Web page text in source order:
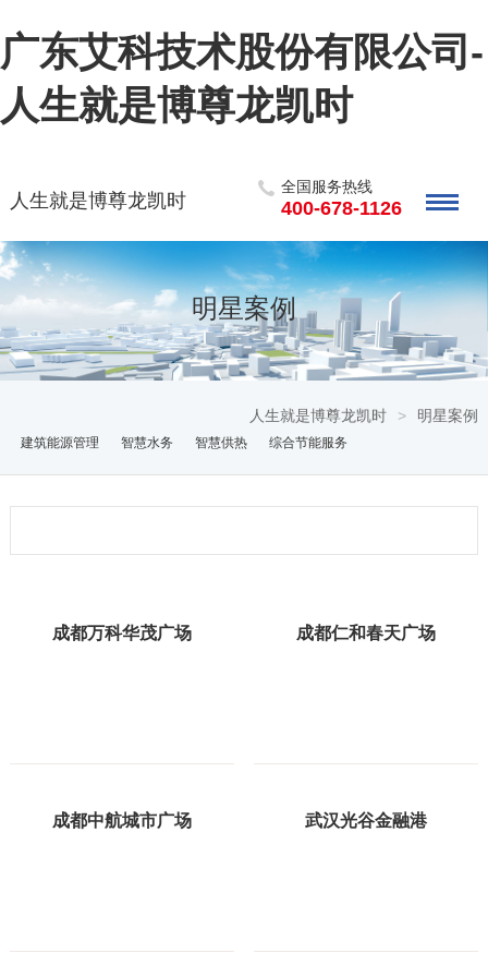
广东艾科技术股份有限公司-
人生就是博尊龙凯时
人生就是博尊龙凯时
全国服务热线
400-678-1126
明星案例
人生就是博尊龙凯时 > 明星案例
建筑能源管理 智慧水务 智慧供热 综合节能服务
成都万科华茂广场 成都仁和春天广场
成都中航城市广场 武汉光谷金融港